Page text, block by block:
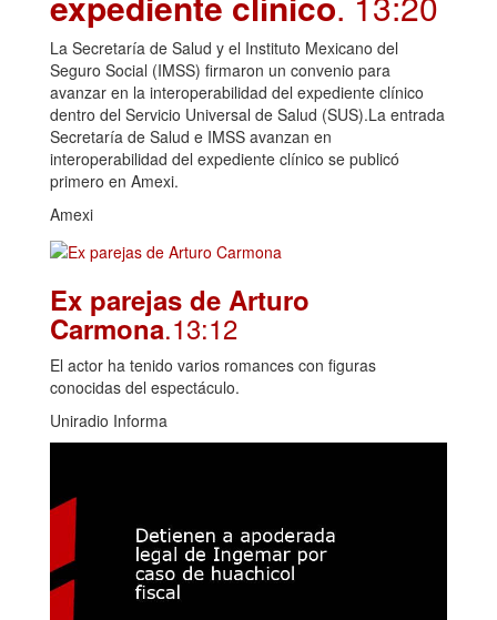
La Secretaría de Salud y el Instituto Mexicano del
Seguro Social (IMSS) firmaron un convenio para
avanzar en la interoperabilidad del expediente clínico
dentro del Servicio Universal de Salud (SUS).La entrada
Secretaría de Salud e IMSS avanzan en
interoperabilidad del expediente clínico se publicó
primero en Amexi.
Amexi
Ex parejas de Arturo
Carmona.13:12
El actor ha tenido varios romances con figuras
conocidas del espectáculo.
Uniradio Informa